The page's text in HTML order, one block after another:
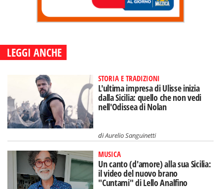
LEGGI ANCHE
STORIA E TRADIZIONI
L'ultima impresa di Ulisse inizia
dalla Sicilia: quello che non vedi
nell'Odissea di Nolan
diAurelio Sanguinetti
MUSICA
Un canto (d'amore) alla sua Sicilia:
il video del nuovo brano
"Cuntami" di Lello Analfino